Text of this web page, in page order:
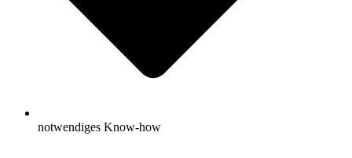
notwendiges Know-how